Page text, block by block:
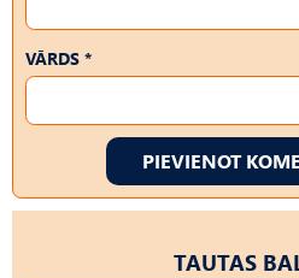
VĀRDS *
PIEVIENOT
TAUTAS